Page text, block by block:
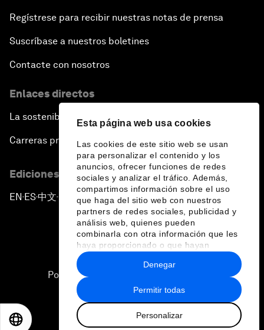
Esta página web usa cookies
Las cookies de este sitio web se usan
para personalizar el contenido y los
anuncios, ofrecer funciones de redes
sociales y analizar el tráfico. Además,
compartimos información sobre el uso
que haga del sitio web con nuestros
partners de redes sociales, publicidad y
análisis web, quienes pueden
combinarla con otra información que les
haya proporcionado o que hayan
recopilado a partir del uso que haya
hecho de sus servicios.
Permitir todas
Personalizar
Denegar
Regístrese para recibir nuestras notas de prensa
Suscríbase a nuestros boletines
Contacte con nosotros
Enlaces directos
La sostenibilidad en el Foro
Carreras profesionales
Ediciones en otros idiomas
EN ▪ES▪中文▪ 日本語
Política de privacidad y normas de uso
Sitemap
2026 Foro Económico Mundial